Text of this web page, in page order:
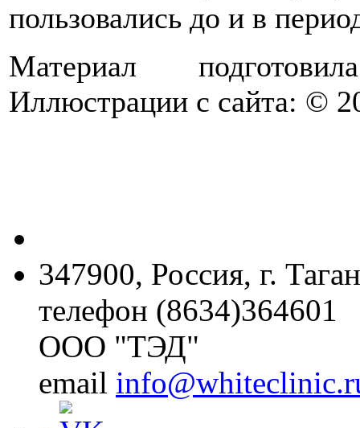
пользовались до и в
Материал
Иллюстрации с сайта: ©
347900, Россия, г.
телефон (8634)364601
ООО "ТЭД"
email